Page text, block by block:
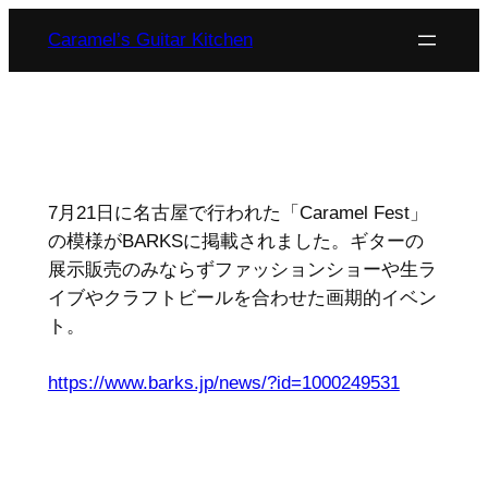
を
Caramel’s Guitar Kitchen
7月21日に名古屋で行われた「Caramel Fest」
の模様がBARKSに掲載されました。ギターの
展示販売のみならずファッションショーや生ラ
イブやクラフトビールを合わせた画期的イベン
ト。
https://www.barks.jp/news/?id=1000249531